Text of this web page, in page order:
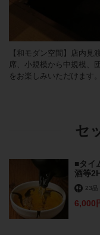
【和モダン空間】店内見
席、小規模から中規模、
をお楽しみいただけます。
セ
■タイ
酒等
23品
6,000